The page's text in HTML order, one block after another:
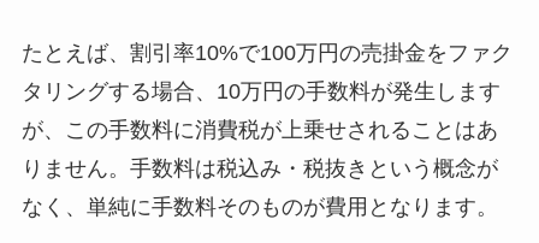
たとえば、割引率10%で100万円の売掛金をファク
タリングする場合、10万円の手数料が発生します
が、この手数料に消費税が上乗せされることはあ
りません。手数料は税込み・税抜きという概念が
なく、単純に手数料そのものが費用となります。